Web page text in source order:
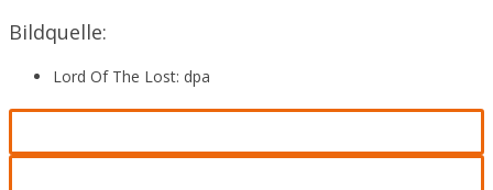
Bildquelle:
Lord Of The Lost: dpa